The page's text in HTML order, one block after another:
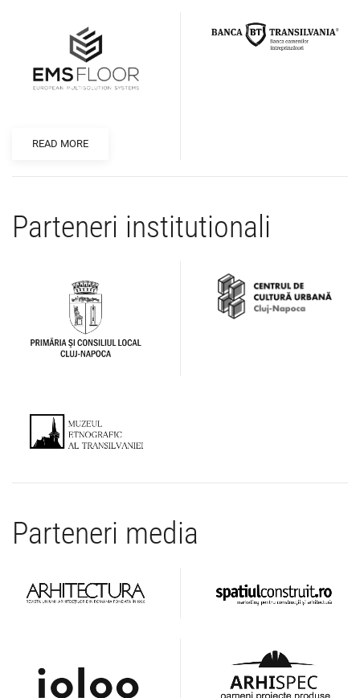
READ MORE
Parteneri institutionali
Parteneri media